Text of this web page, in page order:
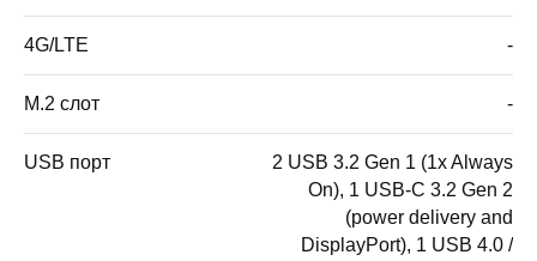
4G/LTE -
M.2 слот -
USB порт
2 USB 3.2 Gen 1 (1x Always
On), 1 USB-C 3.2 Gen 2
(power delivery and
DisplayPort), 1 USB 4.0 /